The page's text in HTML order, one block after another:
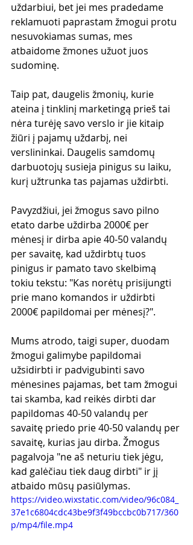
uždarbiui, bet jei mes pradedame
reklamuoti paprastam žmogui protu
nesuvokiamas sumas, mes
atbaidome žmones užuot juos
sudominę.
Taip pat, daugelis žmonių, kurie
ateina į tinklinį marketingą prieš tai
nėra turėję savo verslo ir jie kitaip
žiūri į pajamų uždarbį, nei
verslininkai. Daugelis samdomų
darbuotojų susieja pinigus su laiku,
kurį užtrunka tas pajamas uždirbti.
Pavyzdžiui, jei žmogus savo pilno
etato darbe uždirba 2000€ per
mėnesį ir dirba apie 40-50 valandų
per savaitę, kad uždirbtų tuos
pinigus ir pamato tavo skelbimą
tokiu tekstu: "Kas norėtų prisijungti
prie mano komandos ir uždirbti
2000€ papildomai per mėnesį?".
Mums atrodo, taigi super, duodam
žmogui galimybe papildomai
užsidirbti ir padvigubinti savo
mėnesines pajamas, bet tam žmogui
tai skamba, kad reikės dirbti dar
papildomas 40-50 valandų per
savaitę priedo prie 40-50 valandų per
savaitę, kurias jau dirba. Žmogus
pagalvoja "ne aš neturiu tiek jėgu,
kad galėčiau tiek daug dirbti" ir jį
atbaido mūsų pasiūlymas.
https://video.wixstatic.com/video/96c084_
37e1c6804cdc43be9f3f49bccbc0b717/360
p/mp4/file.mp4